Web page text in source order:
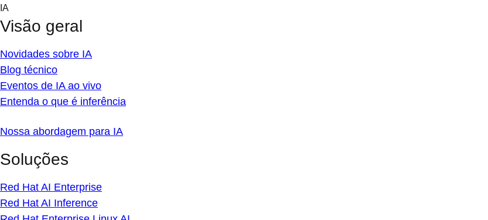
Skip
content
IA
Visão geral
Novidades sobre IA
Blog técnico
Eventos de IA ao vivo
Entenda o que é inferência
Nossa abordagem para IA
Soluções
Red Hat AI Enterprise
Red Hat AI Inference